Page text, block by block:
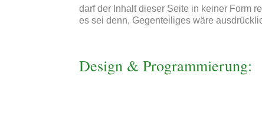
darf der Inhalt dieser Seite in keiner Form
es sei denn, Gegenteiliges wäre
Design & Programmierung: